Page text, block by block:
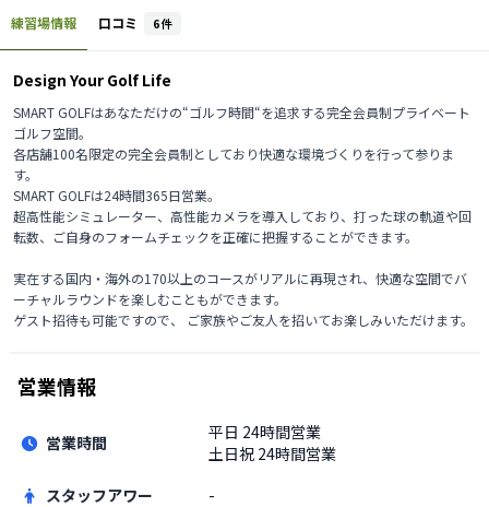
練習場情報 口コミ 6件
Design Your Golf Life
SMART GOLFはあなただけの“ゴルフ時間“を追求する完全会員制プライベート
ゴルフ空間。
各店舗100名限定の完全会員制としており快適な環境づくりを行って参りま
す。
SMART GOLFは24時間365日営業。
超高性能シミュレーター、高性能カメラを導入しており、打った球の軌道や回
転数、ご自身のフォームチェックを正確に把握することができます。
実在する国内・海外の170以上のコースがリアルに再現され、快適な空間でバ
ーチャルラウンドを楽しむこともができます。
営業情報
営業時間 平日 24時間営業
土日祝 24時間営業
スタッフアワー
-